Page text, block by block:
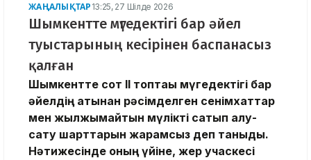
ЖАҢАЛЫҚТАР 13:25, 27 Шілде 2026
Шымкентте мүгедектігі бар әйел
туыстарының кесірінен баспанасыз
қалған
Шымкентте сот ІІ топтағы мүгедектігі бар
әйелдің атынан рәсімделген сенімхаттар
мен жылжымайтын мүлікті сатып алу-
сату шарттарын жарамсыз деп таныды.
Нәтижесінде оның үйіне, жер учаскесі